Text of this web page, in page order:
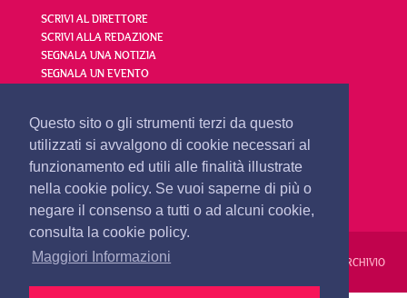
Questo sito o gli strumenti terzi da questo
utilizzati si avvalgono di cookie necessari al
funzionamento ed utili alle finalità illustrate
nella cookie policy. Se vuoi saperne di più o
negare il consenso a tutti o ad alcuni cookie,
consulta la cookie policy.
Maggiori Informazioni
SCRIVI AL DIRETTORE
SCRIVI ALLA REDAZIONE
SEGNALA UNA NOTIZIA
SEGNALA UN EVENTO
redazione@olbianotizie.it
REDAZIONE PUBBLICITÀ PRIVACY E COOKIES ARCHIVIO